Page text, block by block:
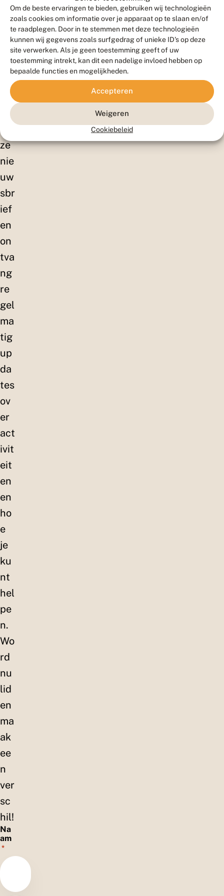
Om de beste ervaringen te bieden, gebruiken wij technologieën
zoals cookies om informatie over je apparaat op te slaan en/of
te raadplegen. Door in te stemmen met deze technologieën
kunnen wij gegevens zoals surfgedrag of unieke ID's op deze
site verwerken. Als je geen toestemming geeft of uw
toestemming intrekt, kan dit een nadelige invloed hebben op
bepaalde functies en mogelijkheden.
Accepteren
Weigeren
Cookiebeleid
en!
Sc
hrij
f je
vo
on
ze
nie
uw
sbr
ief
en
on
tva
ng
re
gel
ma
tig
up
da
tes
ov
er
act
ivit
eit
en
en
ho
e
je
ku
nt
hel
pe
n.
Wo
rd
nu
lid
en
ma
ak
ee
n
ver
sc
hil!
Na
am
*